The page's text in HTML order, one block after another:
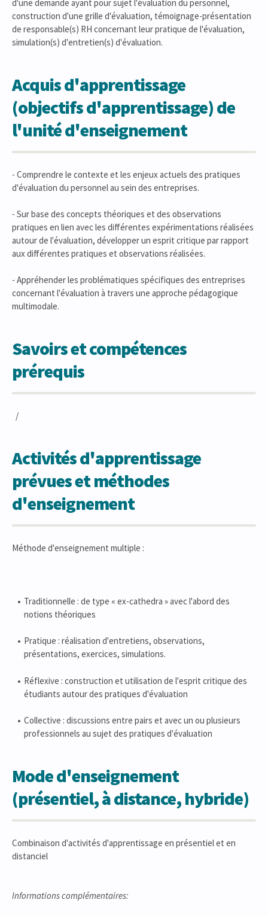
d'une demande ayant pour sujet l'évaluation du personnel,
construction d'une grille d'évaluation, témoignage-présentation
de responsable(s) RH concernant leur pratique de l'évaluation,
simulation(s) d'entretien(s) d'évaluation.
Acquis d'apprentissage
(objectifs d'apprentissage) de
l'unité d'enseignement
- Comprendre le contexte et les enjeux actuels des pratiques
d'évaluation du personnel au sein des entreprises.
- Sur base des concepts théoriques et des observations
pratiques en lien avec les différentes expérimentations réalisées
autour de l'évaluation, développer un esprit critique par rapport
aux différentes pratiques et observations réalisées.
- Appréhender les problématiques spécifiques des entreprises
concernant l'évaluation à travers une approche pédagogique
multimodale.
Savoirs et compétences
prérequis
/
Activités d'apprentissage
prévues et méthodes
d'enseignement
Méthode d'enseignement multiple :
Traditionnelle : de type « ex-cathedra » avec l'abord des
notions théoriques
Pratique : réalisation d'entretiens, observations,
présentations, exercices, simulations.
Réflexive : construction et utilisation de l'esprit critique des
étudiants autour des pratiques d'évaluation
Collective : discussions entre pairs et avec un ou plusieurs
professionnels au sujet des pratiques d'évaluation
Mode d'enseignement
(présentiel, à distance, hybride)
Combinaison d'activités d'apprentissage en présentiel et en
distanciel
Informations complémentaires: